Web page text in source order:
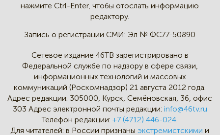
нажмите Ctrl-Enter, чтобы отослать информацию
редактору.
Запись о регистрации СМИ: Эл № ФС77-50890
Сетевое издание 46ТВ зарегистрировано в
Федеральной службе по надзору в сфере связи,
информационных технологий и массовых
коммуникаций (Роскомнадзор) 21 августа 2012 года.
Адрес редакции: 305000, Курск, Семёновская, 36, офис
303 Адрес электронной почты редакции: info@46tv.ru
Телефон редакции: +7 (4712) 446-024
Для читателей: в России признаныэкстремистскими и